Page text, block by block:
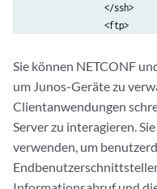
                </ssh>
                <ftp>
            </services>
    <cli>
        <banner></banner>
    </cli>
Sie können NETCONF
um Junos-Geräte zu
Clientanwendungen
Server zu interagieren.
verwenden, um